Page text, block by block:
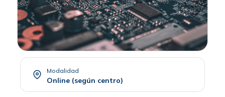
Modalidad
Online (según centro)